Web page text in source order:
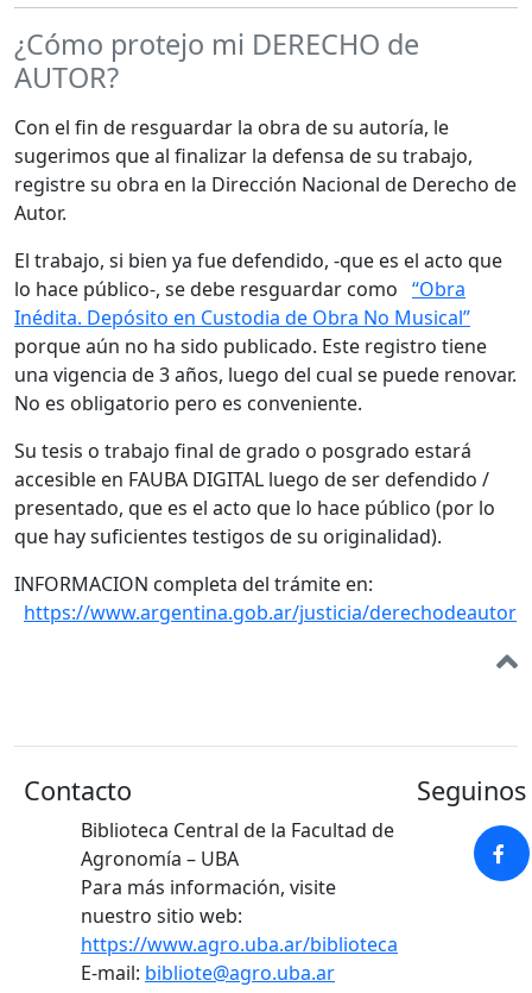
¿Cómo protejo mi DERECHO de
AUTOR?
Con el fin de resguardar la obra de su autoría, le
sugerimos que al finalizar la defensa de su trabajo,
registre su obra en la Dirección Nacional de Derecho de
Autor.
El trabajo, si bien ya fue defendido, -que es el acto que
lo hace público-, se debe resguardar como “Obra
Inédita. Depósito en Custodia de Obra No Musical”
porque aún no ha sido publicado. Este registro tiene
una vigencia de 3 años, luego del cual se puede renovar.
No es obligatorio pero es conveniente.
Su tesis o trabajo final de grado o posgrado estará
accesible en FAUBA DIGITAL luego de ser defendido /
presentado, que es el acto que lo hace público (por lo
que hay suficientes testigos de su originalidad).
INFORMACION completa del trámite en:
https://www.argentina.gob.ar/justicia/derechodeautor
Contacto
Biblioteca Central de la Facultad de
Agronomía – UBA
Para más información, visite
nuestro sitio web:
https://www.agro.uba.ar/biblioteca
E-mail: bibliote@agro.uba.ar